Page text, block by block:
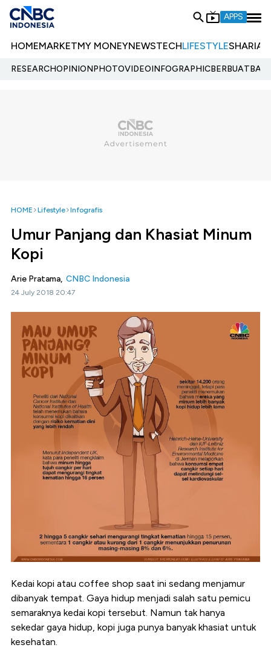
APPS
HOMEMARKETMY MONEYNEWSTECHLIFESTYLESHARIA
RESEARCHOPINIONPHOTOVIDEOINFOGRAPHIC
HOME Lifestyle Infografis
Umur Panjang dan Khasiat Minum
Kopi
Arie Pratama, CNBC Indonesia
24 July 2018 20:47
Kedai kopi atau coffee shop saat ini sedang menjamur
dibanyak tempat. Gaya hidup menjadi salah satu pemicu
semaraknya kedai kopi tersebut. Namun tak hanya
sekedar gaya hidup, kopi juga punya banyak khasiat untuk
kesehatan.